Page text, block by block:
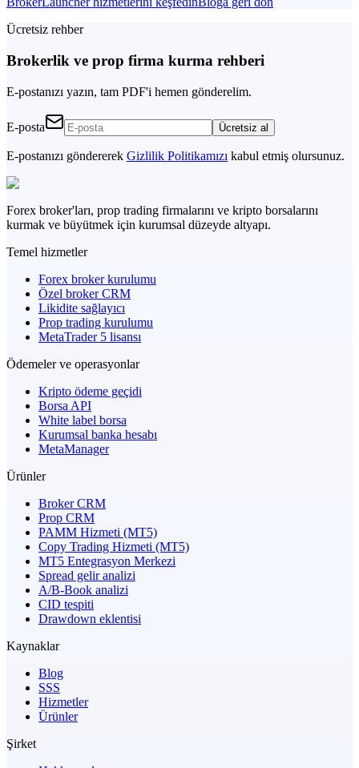
Ücretsiz rehber
Brokerlik ve prop firma kurma rehberi
E-postanızı yazın, tam PDF'i hemen gönderelim.
E-posta Ücretsiz al
E-postanızı göndererek Gizlilik Politikamızı kabul etmiş olursunuz.
Forex broker'ları, prop trading firmalarını ve kripto borsalarını
kurmak ve büyütmek için kurumsal düzeyde altyapı.
Temel hizmetler
Forex broker kurulumu
Özel broker CRM
Likidite sağlayıcı
Prop trading kurulumu
MetaTrader 5 lisansı
Ödemeler ve operasyonlar
Kripto ödeme geçidi
Borsa API
White label borsa
Kurumsal banka hesabı
MetaManager
Ürünler
Broker CRM
Prop CRM
PAMM Hizmeti (MT5)
Copy Trading Hizmeti (MT5)
MT5 Entegrasyon Merkezi
Spread gelir analizi
A/B-Book analizi
CID tespiti
Drawdown eklentisi
Kaynaklar
Blog
SSS
Hizmetler
Ürünler
Şirket